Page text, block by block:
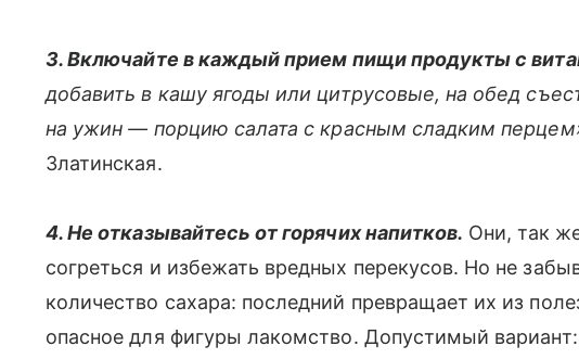
3. Включайте в каждый прием пищи продукты с
добавить в кашу ягоды или цитрусовые, на обед
на ужин — порцию салата с красным сладким
Златинская.
4. Не отказывайтесь от горячих напитков. Они, так
согреться и избежать вредных перекусов. Но не
количество сахара: последний превращает их из
опасное для фигуры лакомство. Допустимый